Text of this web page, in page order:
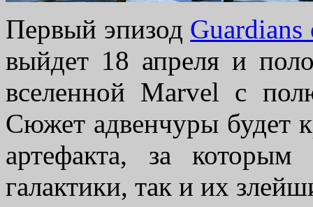
Первый эпизод
выйдет 18 апреля и
вселенной Marvel с
Сюжет адвенчуры будет
артефакта, за
галактики, так и их